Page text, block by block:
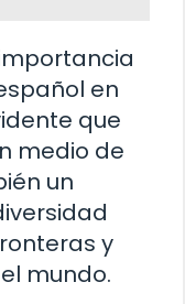
en
que
medio de
un
y
mundo.